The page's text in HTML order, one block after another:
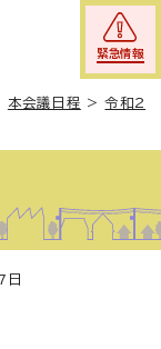
緊急情報
本会議日程 >令和2
日